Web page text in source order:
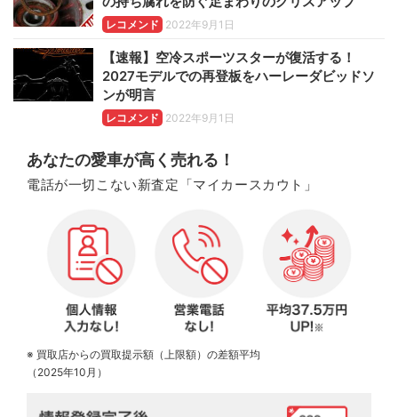
レコメンド 2022年9月1日
【速報】空冷スポーツスターが復活する！
2027モデルでの再登板をハーレーダビッドソ
ンが明言
レコメンド 2022年9月1日
あなたの愛車が高く売れる！
電話が一切こない新査定「マイカースカウト」
※ 買取店からの買取提示額（上限額）の差額平均
（2025年10月）